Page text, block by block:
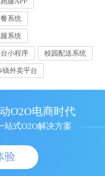
系统
系统
小程序 校园配送系统
镇外卖平台
O2O电商时代
站式O2O解决方案
验